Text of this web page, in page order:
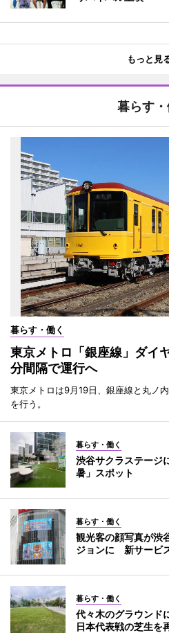
もっと見
暮らす・
暮らす・働く
東京メトロ「銀座線」ダ
分間隔で運行へ
東京メトロは9月19日、銀座線と丸ノ
を行う。
暮らす・働く
渋谷サクラステージ
暑」スポット
暮らす・働く
観光客の顔写真が渋
ジョンに 新サービ
暮らす・働く
代々木のグラウン
日本代表戦の芝生を